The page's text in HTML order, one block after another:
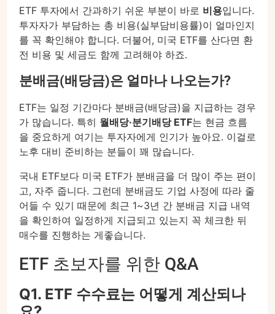
ETF 투자에서 간과하기 쉬운 부분이 바로 비용입니다.
투자자가 부담하는 총 비용(실부담비용률)이 얼마인지
를 꼭 확인해야 합니다. 더불어, 미국 ETF를 산다면 환
전 비용 및 세금도 함께 고려해야 하죠.
분배금(배당금)은 얼마나 나오는가?
ETF는 일정 기간마다 분배금(배당금)을 지급하는 경우
가 많습니다. 특히 월배당·분기배당 ETF는 현금 흐름
을 중요하게 여기는 투자자에게 인기가 높아요. 이걸로
노후 대비 준비하는 분들이 꽤 많습니다.
국내 ETF보다 미국 ETF가 분배금을 더 많이 주는 편이
고, 자주 줍니다. 그런데 분배금도 기업 사정에 따라 줄
어들 수 있기 때문에 최근 1~3년 간 분배금 지급 내역
을 확인하여 일정하게 지급되고 있는지 꼭 체크한 뒤
매수를 진행하는 게좋습니다.
ETF 초보자를 위한 Q&A
Q1. ETF 수수료는 어떻게 계산되나